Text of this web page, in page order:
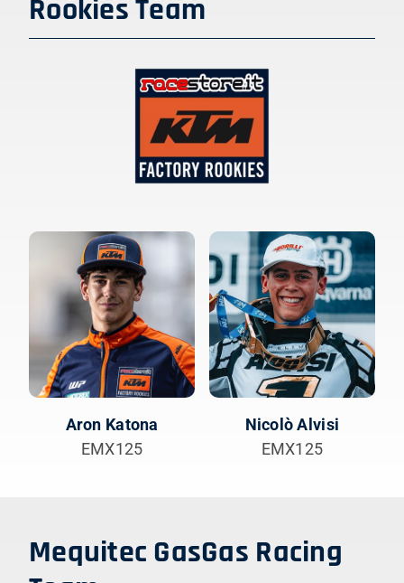
Rookies Team
Aron Katona
EMX125
Nicolò Alvisi
EMX125
Mequitec GasGas Racing